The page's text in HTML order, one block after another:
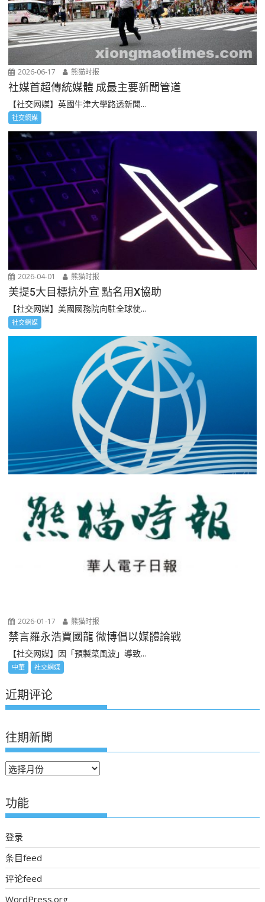
2026-06-17 熊猫时报
社媒首超傳統媒體 成最主要新聞管道
【社交网媒】英國牛津大學路透新聞...
社交網媒
2026-04-01 熊猫时报
美提5大目標抗外宣 點名用X協助
【社交网媒】美國國務院向駐全球使...
社交網媒
2026-01-17 熊猫时报
禁言羅永浩賈國龍 微博倡以媒體論戰
【社交网媒】因「預製菜風波」導致...
中華 社交網媒
近期评论
往期新聞
往
新
聞
功能
登录
条目feed
评论feed
WordPress.org